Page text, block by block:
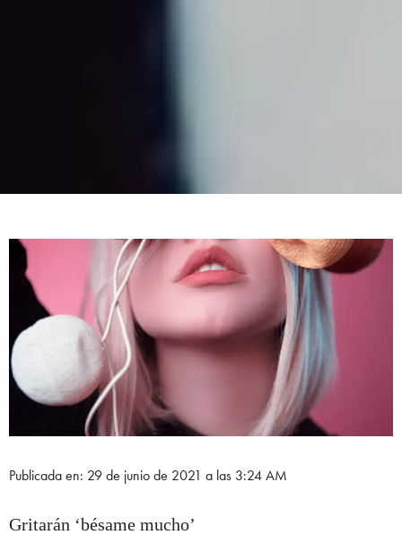
Publicada en: 29 de junio de 2021 a las 3:24 AM
Gritarán ‘bésame mucho’